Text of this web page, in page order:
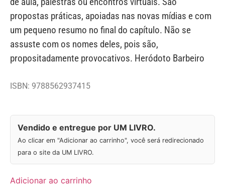
propostas práticas, apoiadas nas novas mídias e com
um pequeno resumo no final do capítulo. Não se
assuste com os nomes deles, pois são,
propositadamente provocativos. Heródoto Barbeiro
ISBN: 9788562937415
Vendido e entregue por UM LIVRO.
Ao clicar em "Adicionar ao carrinho", você será redirecionado
para o site da UM LIVRO.
Adicionar ao carrinho